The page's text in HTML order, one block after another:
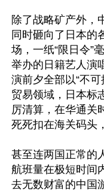
除了战略矿产外，
同时砸向了日本的
场，一纸“限日令”
举办的日籍艺人演
演前夕全部以“不
贸易领域，日本标
厉清算，在华通关
死死扣在海关码头
甚至连两国正常的
航班量在极短时间
去无数财富的中国